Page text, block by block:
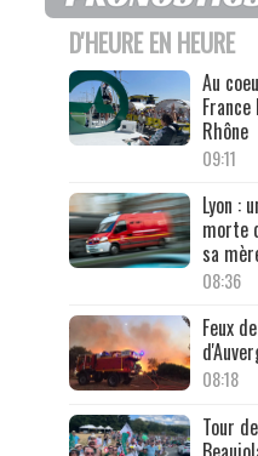
D'HEURE EN HEURE
Au
Rhône
09:11
Lyon :
morte
sa
08:36
Feux
08:18
Tour